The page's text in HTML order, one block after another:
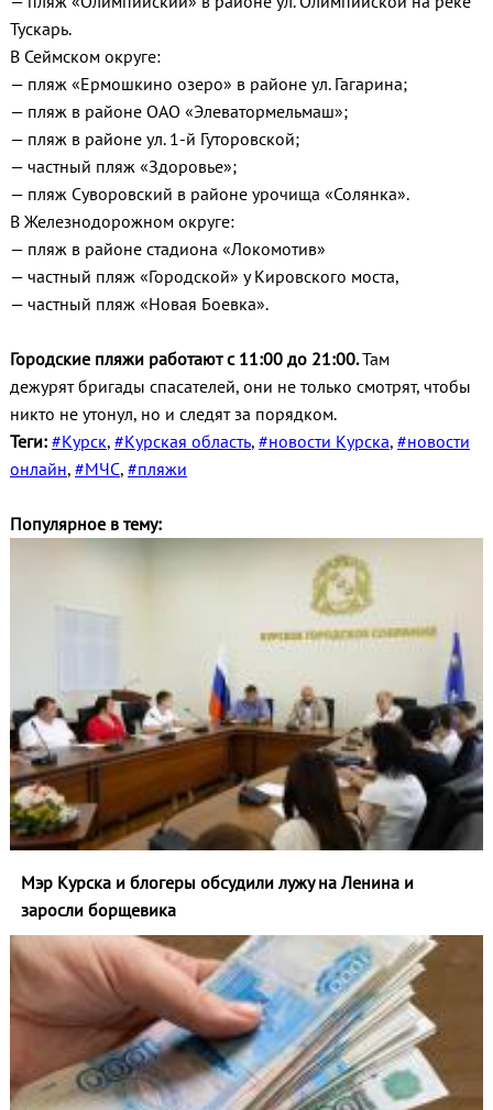
Тускарь.
В Сеймском округе:
— пляж «Ермошкино озеро» в районе ул. Гагарина;
— пляж в районе ОАО «Элеватормельмаш»;
— пляж в районе ул. 1-й Гуторовской;
— частный пляж «Здоровье»;
— пляж Суворовский в районе урочища «Солянка».
В Железнодорожном округе:
— пляж в районе стадиона «Локомотив»
— частный пляж «Городской» у Кировского моста,
— частный пляж «Новая Боевка».
Городские пляжи работают с 11:00 до 21:00.Там
дежурят бригады спасателей, они не только смотрят, чтобы
никто не утонул, но и следят за порядком.
Теги: #Курск, #Курская область, #новости Курска, #новости
онлайн, #МЧС, #пляжи
Популярное в тему:
Мэр Курска и блогеры обсудили лужу на Ленина и
заросли борщевика